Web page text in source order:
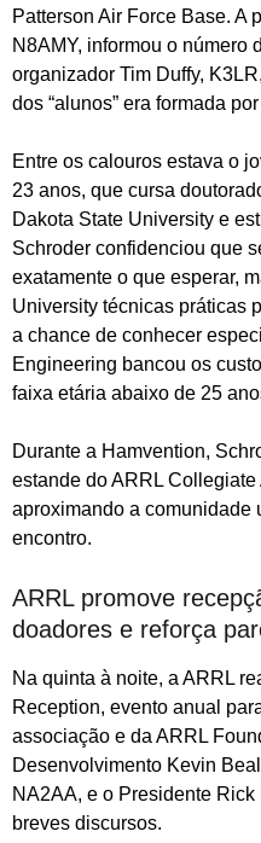
Patterson Air Force Base. A
N8AMY, informou o número
organizador Tim Duffy,
dos “alunos” era formada
Entre os calouros estava o
23 anos, que cursa
Dakota State University e
Schroder confidenciou que
exatamente o que esperar,
University técnicas práticas
a chance de conhecer
Engineering bancou os
faixa etária abaixo de 25
Durante a Hamvention,
estande do ARRL
aproximando a comunidade
encontro.
ARRL promove
doadores e reforça
Na quinta à noite, a ARRL
Reception, evento anual
associação e da ARRL
Desenvolvimento Kevin
NA2AA, e o Presidente
breves discursos.